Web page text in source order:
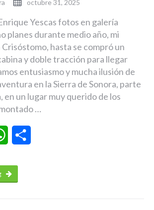
octubre 31, 2025
Yescas fotos en galería
planes durante medio año, mi
hasta se compró un
y doble tracción para llegar
entusiasmo y mucha ilusión de
en la Sierra de Sonora, parte
en un lugar muy querido de los
…
WhatsApp